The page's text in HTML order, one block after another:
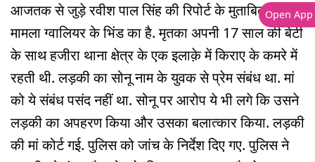
आजतक से जुड़े रवीश पाल सिंह की रिपोर्ट के मुताबिक़,
मामला ग्वालियर के भिंड का है. मृतका अपनी 17 साल की बेटी
के साथ हजीरा थाना क्षेत्र के एक इलाक़े में किराए के कमरे में
रहती थी. लड़की का सोनू नाम के युवक से प्रेम संबंध था. मां
को ये संबंध पसंद नहीं था. सोनू पर आरोप ये भी लगे कि उसने
लड़की का अपहरण किया और उसका बलात्कार किया. लड़की
की मां कोर्ट गई. पुलिस को जांच के निर्देश दिए गए. पुलिस ने
Open App